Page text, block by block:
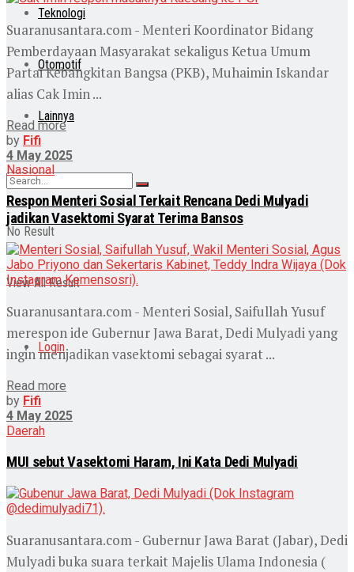
Teknologi
Otomotif
Lainnya
No Result
View All Result
Login
Suaranusantara.com - Menteri Koordinator Bidang
Pemberdayaan Masyarakat sekaligus Ketua Umum
Partai Kebangkitan Bangsa (PKB), Muhaimin Iskandar
alias Cak Imin ...
Read more
by Fifi
4 May 2025
Nasional
Respon Menteri Sosial Terkait Rencana Dedi Mulyadi
jadikan Vasektomi Syarat Terima Bansos
Suaranusantara.com - Menteri Sosial, Saifullah Yusuf
merespon ide Gubernur Jawa Barat, Dedi Mulyadi yang
ingin menjadikan vasektomi sebagai syarat ...
Read more
by Fifi
4 May 2025
Daerah
MUI sebut Vasektomi Haram, Ini Kata Dedi Mulyadi
Suaranusantara.com - Gubernur Jawa Barat (Jabar), Dedi
Mulyadi buka suara terkait Majelis Ulama Indonesia (